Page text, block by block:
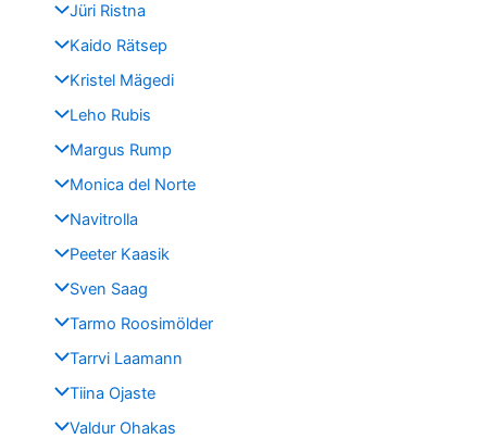
Jüri Ristna
Kaido Rätsep
Kristel Mägedi
Leho Rubis
Margus Rump
Monica del Norte
Navitrolla
Peeter Kaasik
Sven Saag
Tarmo Roosimölder
Tarrvi Laamann
Tiina Ojaste
Valdur Ohakas